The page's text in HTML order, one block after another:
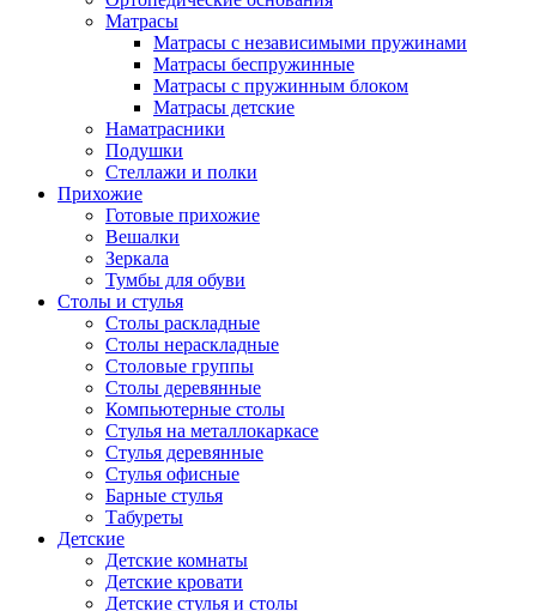
Матрасы
Матрасы с независимыми пружинами
Матрасы беспружинные
Матрасы с пружинным блоком
Матрасы детские
Наматрасники
Подушки
Стеллажи и полки
Прихожие
Готовые прихожие
Вешалки
Зеркала
Тумбы для обуви
Столы и стулья
Столы раскладные
Столы нераскладные
Столовые группы
Столы деревянные
Компьютерные столы
Стулья на металлокаркасе
Стулья деревянные
Стулья офисные
Барные стулья
Табуреты
Детские
Детские комнаты
Детские кровати
Детские стулья и столы